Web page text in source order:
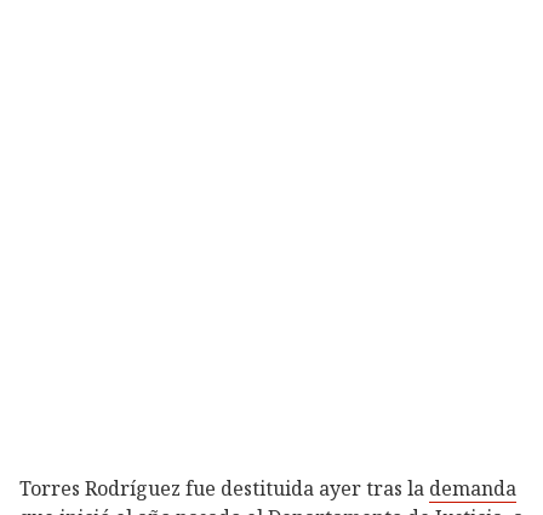
Torres Rodríguez fue destituida ayer tras la demanda